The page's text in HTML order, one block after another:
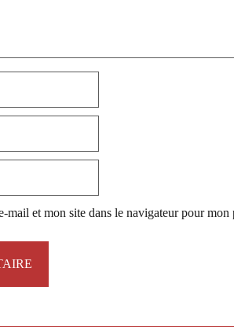
mail et mon site dans le navigateur pour mon